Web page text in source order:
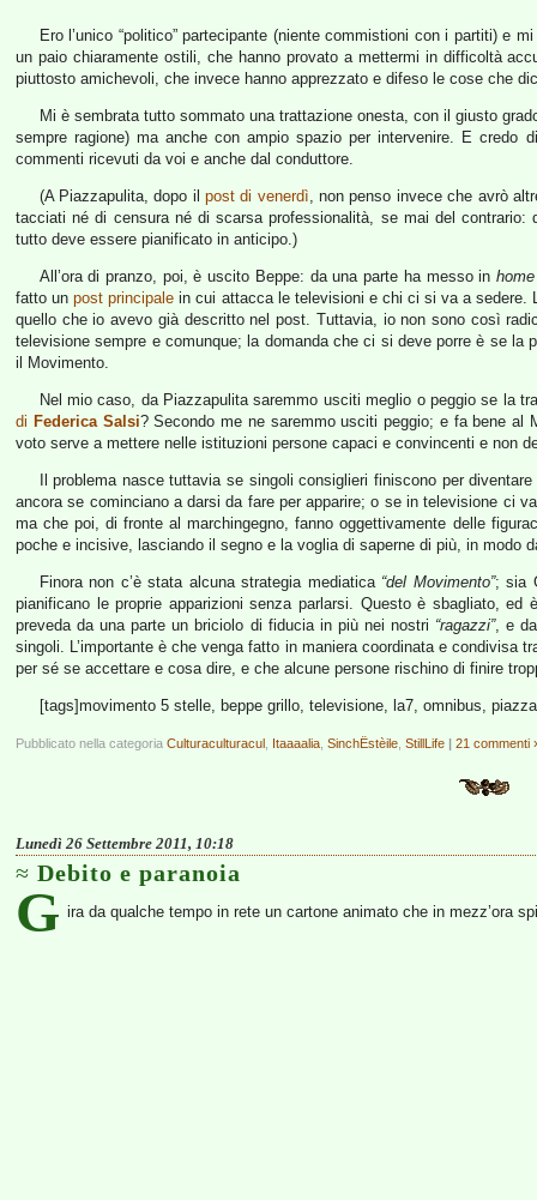
Ero l’unico “politico” partecipante (niente commistioni con i partiti) e
un paio chiaramente ostili, che hanno provato a mettermi in difficoltà
piuttosto amichevoli, che invece hanno apprezzato e difeso le cose che
Mi è sembrata tutto sommato una trattazione onesta, con il giusto
sempre ragione) ma anche con ampio spazio per intervenire. E credo
commenti ricevuti da voi e anche dal conduttore.
(A Piazzapulita, dopo il post di venerdì, non penso invece che avrò
tacciati né di censura né di scarsa professionalità, se mai del
tutto deve essere pianificato in anticipo.)
All’ora di pranzo, poi, è uscito Beppe: da una parte ha messo in
fatto unpost principale in cui attacca le televisioni e chi ci si va a sedere.
quello che io avevo già descritto nel post. Tuttavia, io non sono così
televisione sempre e comunque; la domanda che ci si deve porre è se la
il Movimento.
Nel mio caso, da Piazzapulita saremmo usciti meglio o peggio se la
di Federica Salsi? Secondo me ne saremmo usciti peggio; e fa bene al
voto serve a mettere nelle istituzioni persone capaci e convincenti e non
Il problema nasce tuttavia se singoli consiglieri finiscono per
ancora se cominciano a darsi da fare per apparire; o se in televisione ci
ma che poi, di fronte al marchingegno, fanno oggettivamente delle
poche e incisive, lasciando il segno e la voglia di saperne di più, in modo
Finora non c’è stata alcuna strategia mediatica “del Movimento”; sia
pianificano le proprie apparizioni senza parlarsi. Questo è sbagliato, ed
preveda da una parte un briciolo di fiducia in più nei nostri “ragazzi”, e
singoli. L’importante è che venga fatto in maniera coordinata e condivisa
per sé se accettare e cosa dire, e che alcune persone rischino di finire
[tags]movimento 5 stelle, beppe grillo, televisione, la7, omnibus,
Pubblicato nella categoria Culturaculturacul Itaaaalia SinchËstèile StillLife | 21 commenti
Lunedì 26 Settembre 2011, 10:18
Debito e paranoia
G ira da qualche tempo in rete un cartone animato che in mezz’ora